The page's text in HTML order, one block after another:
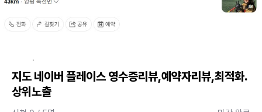
·
지도 네이버 플레이스 영수증리뷰,예약자리뷰,최적화.
상위노출